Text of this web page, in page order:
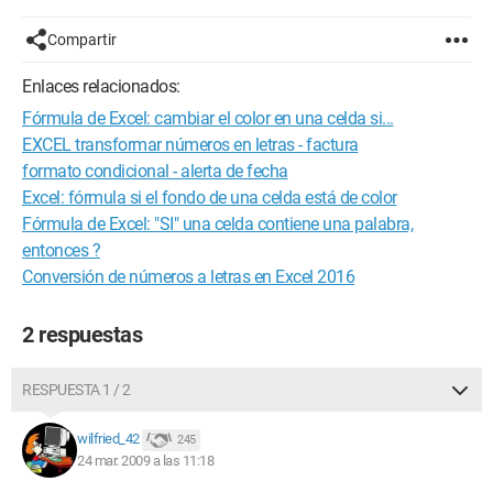
Compartir
Enlaces relacionados:
Fórmula de Excel: cambiar el color en una celda si...
EXCEL transformar números en letras - factura
formato condicional - alerta de fecha
Excel: fórmula si el fondo de una celda está de color
Fórmula de Excel: "SI" una celda contiene una palabra,
entonces ?
Conversión de números a letras en Excel 2016
2 respuestas
RESPUESTA 1 / 2
wilfried_42 245
24 mar. 2009 a las 11:18